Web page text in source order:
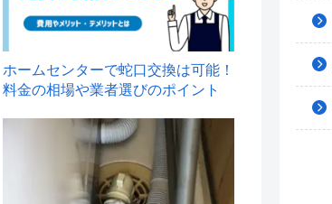
ホームセンターで蛇口交換は可能！
料金の相場や業者選びのポイント